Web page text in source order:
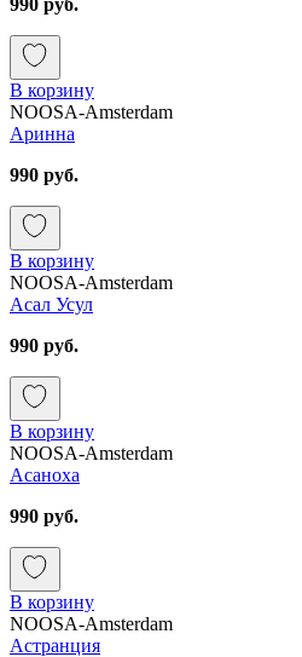
В корзину
NOOSA-Amsterdam
Аринна
990 руб.
В корзину
NOOSA-Amsterdam
Асал Усул
990 руб.
В корзину
NOOSA-Amsterdam
Асаноха
990 руб.
В корзину
NOOSA-Amsterdam
Астранция